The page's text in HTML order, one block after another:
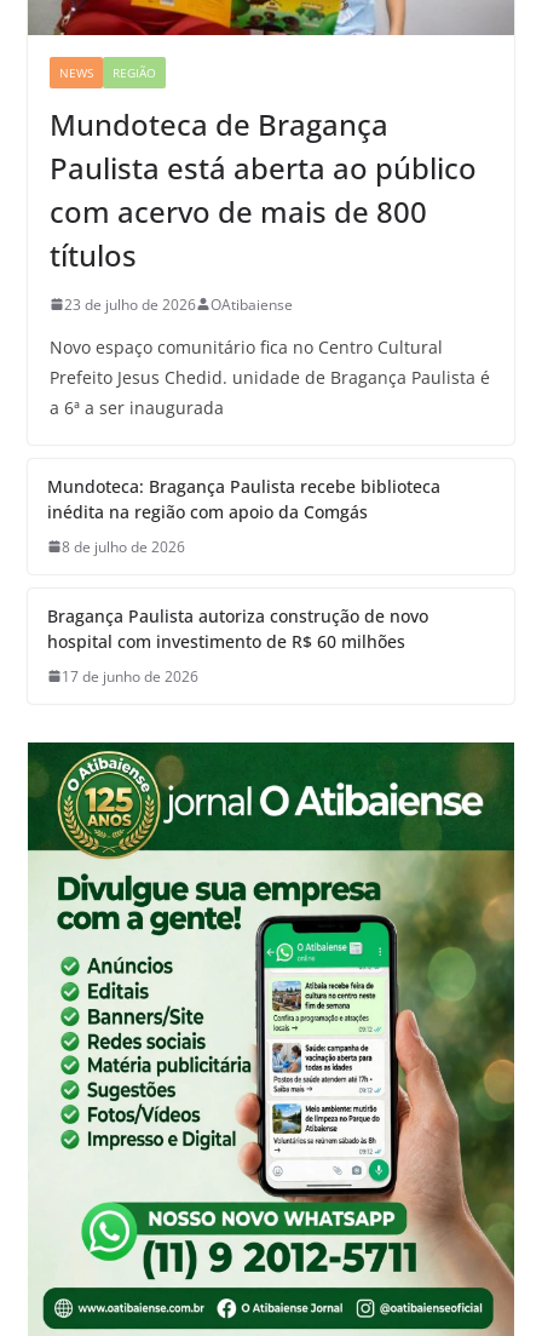
NEWS REGIÃO
Mundoteca de Bragança
Paulista está aberta ao público
com acervo de mais de 800
títulos
23 de julho de 2026 OAtibaiense
Novo espaço comunitário fica no Centro Cultural
Prefeito Jesus Chedid. unidade de Bragança Paulista é
a 6ª a ser inaugurada
Mundoteca: Bragança Paulista recebe biblioteca
inédita na região com apoio da Comgás
8 de julho de 2026
Bragança Paulista autoriza construção de novo
hospital com investimento de R$ 60 milhões
17 de junho de 2026